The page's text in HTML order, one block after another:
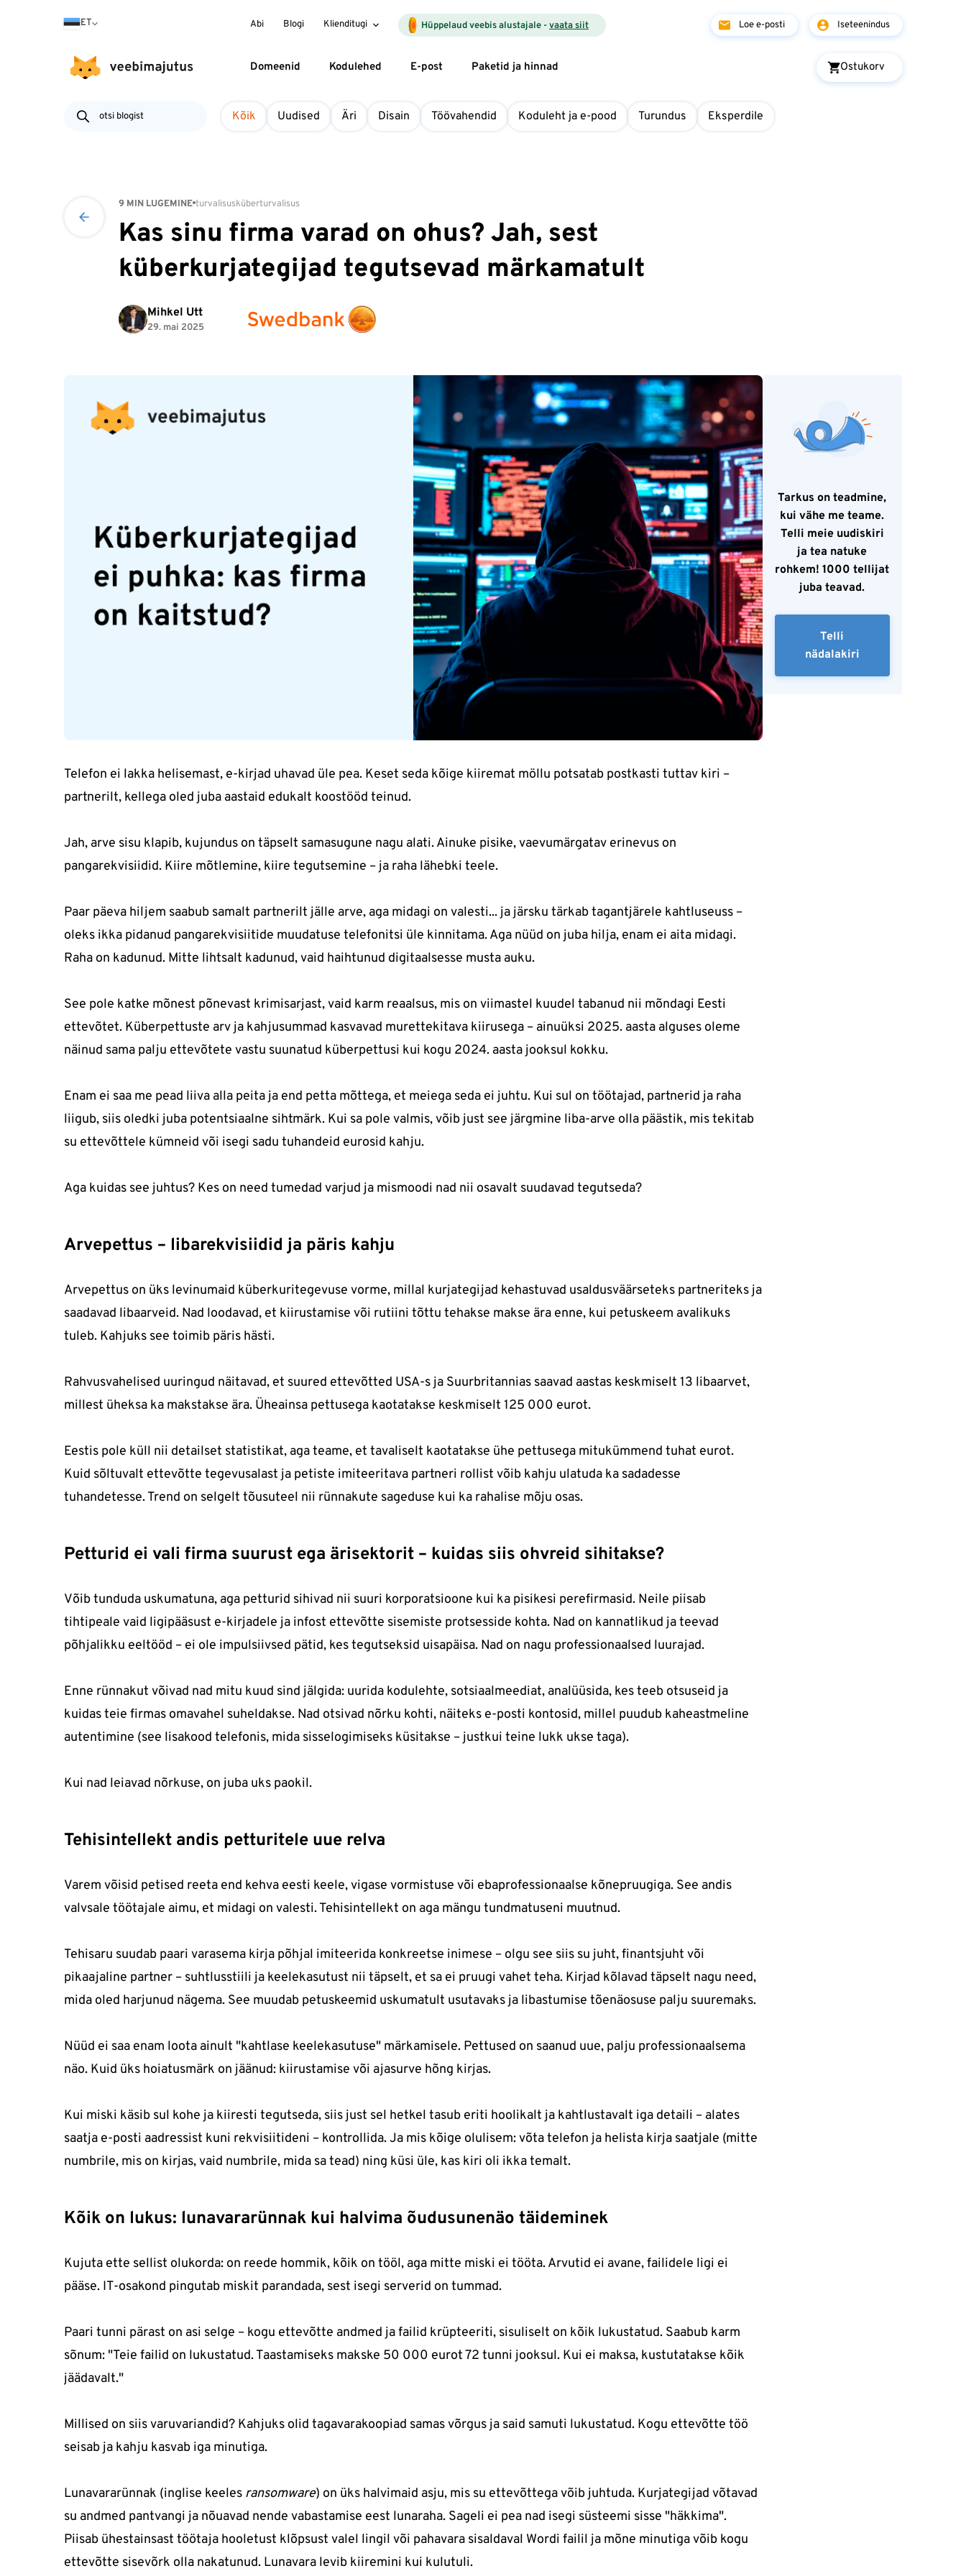
ET Abi Blogi Klienditugi Hüppelaud veebis alustajale -vaata siit Loe e-posti Iseteenindus
Domeenid Kodulehed E-post Paketid ja hinnad Ostukorv
Kõik Uudised Äri Disain Töövahendid Koduleht ja e-pood Turundus Eksperdile
9 MIN LUGEMINE turvalisusküberturvalisus
Kas sinu firma varad on ohus? Jah, sest
küberkurjategijad tegutsevad märkamatult
Mihkel Utt
29. mai 2025
Telefon ei lakka helisemast, e-kirjad uhavad üle pea. Keset seda kõige kiiremat möllu potsatab postkasti tuttav kiri –
partnerilt, kellega oled juba aastaid edukalt koostööd teinud.
Jah, arve sisu klapib, kujundus on täpselt samasugune nagu alati. Ainuke pisike, vaevumärgatav erinevus on
pangarekvisiidid. Kiire mõtlemine, kiire tegutsemine – ja raha lähebki teele.
Paar päeva hiljem saabub samalt partnerilt jälle arve, aga midagi on valesti... ja järsku tärkab tagantjärele kahtluseuss –
oleks ikka pidanud pangarekvisiitide muudatuse telefonitsi üle kinnitama. Aga nüüd on juba hilja, enam ei aita midagi.
Raha on kadunud. Mitte lihtsalt kadunud, vaid haihtunud digitaalsesse musta auku.
See pole katke mõnest põnevast krimisarjast, vaid karm reaalsus, mis on viimastel kuudel tabanud nii mõndagi Eesti
ettevõtet. Küberpettuste arv ja kahjusummad kasvavad murettekitava kiirusega – ainuüksi 2025. aasta alguses oleme
näinud sama palju ettevõtete vastu suunatud küberpettusi kui kogu 2024. aasta jooksul kokku.
Enam ei saa me pead liiva alla peita ja end petta mõttega, et meiega seda ei juhtu. Kui sul on töötajad, partnerid ja raha
liigub, siis oledki juba potentsiaalne sihtmärk. Kui sa pole valmis, võib just see järgmine liba-arve olla päästik, mis tekitab
su ettevõttele kümneid või isegi sadu tuhandeid eurosid kahju.
Aga kuidas see juhtus? Kes on need tumedad varjud ja mismoodi nad nii osavalt suudavad tegutseda?
Arvepettus – libarekvisiidid ja päris kahju
Arvepettus on üks levinumaid küberkuritegevuse vorme, millal kurjategijad kehastuvad usaldusväärseteks partneriteks ja
saadavad libaarveid. Nad loodavad, et kiirustamise või rutiini tõttu tehakse makse ära enne, kui petuskeem avalikuks
tuleb. Kahjuks see toimib päris hästi.
Rahvusvahelised uuringud näitavad, et suured ettevõtted USA-s ja Suurbritannias saavad aastas keskmiselt 13 libaarvet,
millest üheksa ka makstakse ära. Üheainsa pettusega kaotatakse keskmiselt 125 000 eurot.
Eestis pole küll nii detailset statistikat, aga teame, et tavaliselt kaotatakse ühe pettusega mitukümmend tuhat eurot.
Kuid sõltuvalt ettevõtte tegevusalast ja petiste imiteeritava partneri rollist võib kahju ulatuda ka sadadesse
tuhandetesse. Trend on selgelt tõusuteel nii rünnakute sageduse kui ka rahalise mõju osas.
Petturid ei vali firma suurust ega ärisektorit – kuidas siis ohvreid sihitakse?
Võib tunduda uskumatuna, aga petturid sihivad nii suuri korporatsioone kui ka pisikesi perefirmasid. Neile piisab
tihtipeale vaid ligipääsust e-kirjadele ja infost ettevõtte sisemiste protsesside kohta. Nad on kannatlikud ja teevad
põhjalikku eeltööd – ei ole impulsiivsed pätid, kes tegutseksid uisapäisa. Nad on nagu professionaalsed luurajad.
Enne rünnakut võivad nad mitu kuud sind jälgida: uurida kodulehte, sotsiaalmeediat, analüüsida, kes teeb otsuseid ja
kuidas teie firmas omavahel suheldakse. Nad otsivad nõrku kohti, näiteks e-posti kontosid, millel puudub kaheastmeline
autentimine (see lisakood telefonis, mida sisselogimiseks küsitakse – justkui teine lukk ukse taga).
Kui nad leiavad nõrkuse, on juba uks paokil.
Tehisintellekt andis petturitele uue relva
Varem võisid petised reeta end kehva eesti keele, vigase vormistuse või ebaprofessionaalse kõnepruugiga. See andis
valvsale töötajale aimu, et midagi on valesti. Tehisintellekt on aga mängu tundmatuseni muutnud.
Tehisaru suudab paari varasema kirja põhjal imiteerida konkreetse inimese – olgu see siis su juht, finantsjuht või
pikaajaline partner – suhtlusstiili ja keelekasutust nii täpselt, et sa ei pruugi vahet teha. Kirjad kõlavad täpselt nagu need,
mida oled harjunud nägema. See muudab petuskeemid uskumatult usutavaks ja libastumise tõenäosuse palju suuremaks.
Nüüd ei saa enam loota ainult "kahtlase keelekasutuse" märkamisele. Pettused on saanud uue, palju professionaalsema
näo. Kuid üks hoiatusmärk on jäänud: kiirustamise või ajasurve hõng kirjas.
Kui miski käsib sul kohe ja kiiresti tegutseda, siis just sel hetkel tasub eriti hoolikalt ja kahtlustavalt iga detaili – alates
saatja e-posti aadressist kuni rekvisiitideni – kontrollida. Ja mis kõige olulisem: võta telefon ja helista kirja saatjale (mitte
numbrile, mis on kirjas, vaid numbrile, mida sa tead) ning küsi üle, kas kiri oli ikka temalt.
Kõik on lukus: lunavararünnak kui halvima õudusunenäo täideminek
Kujuta ette sellist olukorda: on reede hommik, kõik on tööl, aga mitte miski ei tööta. Arvutid ei avane, failidele ligi ei
pääse. IT-osakond pingutab miskit parandada, sest isegi serverid on tummad.
Paari tunni pärast on asi selge – kogu ettevõtte andmed ja failid krüpteeriti, sisuliselt on kõik lukustatud. Saabub karm
sõnum: "Teie failid on lukustatud. Taastamiseks makske 50 000 eurot 72 tunni jooksul. Kui ei maksa, kustutatakse kõik
jäädavalt."
Millised on siis varuvariandid? Kahjuks olid tagavarakoopiad samas võrgus ja said samuti lukustatud. Kogu ettevõtte töö
seisab ja kahju kasvab iga minutiga.
Lunavararünnak (inglise keeles ransomware) on üks halvimaid asju, mis su ettevõttega võib juhtuda. Kurjategijad võtavad
su andmed pantvangi ja nõuavad nende vabastamise eest lunaraha. Sageli ei pea nad isegi süsteemi sisse "häkkima".
Piisab ühestainsast töötaja hooletust klõpsust valel lingil või pahavara sisaldaval Wordi failil ja mõne minutiga võib kogu
ettevõtte sisevõrk olla nakatunud. Lunavara levib kiiremini kui kulutuli.
Tarkus on teadmine,
kui vähe me teame.
Telli meie uudiskiri
ja tea natuke
rohkem! 1000 tellijat
juba teavad.
Telli
nädalakiri